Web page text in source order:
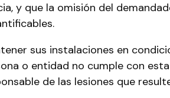
y que la omisión del
sus instalaciones en
o entidad no cumple con
de las lesiones que